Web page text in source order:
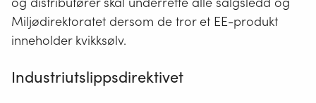
Hazardous
Substances
«begrensning
(EE-
produkter)
gjenstander
Miljødirektoratet dersom de tror et EE-produkt
inneholder kvikksølv.
Industriutslippsdirektivet